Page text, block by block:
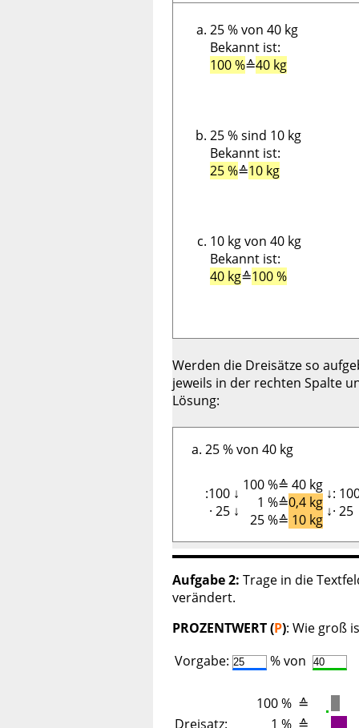
25 % von 40 kg
Bekannt ist:
100 %≙40 kg
25 % sind 10 kg
Bekannt ist:
25 %≙10 kg
10 kg von 40 kg
Bekannt ist:
40 kg≙100 %
Werden die Dreisätze so
jeweils in der rechten Spalte
Lösung:
25 % von 40 kg
:100 ↓
· 25 ↓
100 %≙ 40 kg ↓:
↓· 25
1 %≙0,4 kg
25 %≙ 10 kg
Aufgabe 2: Trage in die
verändert.
PROZENTWERT (P): Wie groß
Vorgabe:
%von
Dreisatz:
100 % ≙
1 % ≙